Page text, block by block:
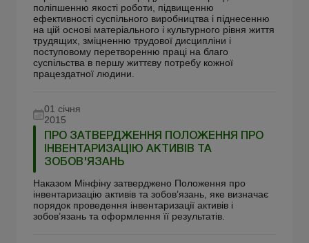
поліпшенню якості роботи, підвищенню
ефективності суспільного виробництва і піднесенню
на цій основі матеріального і культурного рівня життя
трудящих, зміцненню трудової дисципліни і
поступовому перетворенню праці на благо
суспільства в першу життєву потребу кожної
працездатної людини.
01 січня
2015
ПРО ЗАТВЕРДЖЕННЯ ПОЛОЖЕННЯ ПРО
ІНВЕНТАРИЗАЦІЮ АКТИВІВ ТА
ЗОБОВ'ЯЗАНЬ
Наказом Мiнфiну затверджено Положення про
інвентаризацію активів та зобов’язань, яке визначає
порядок проведення інвентаризації активів і
зобов’язань та оформлення її результатів.